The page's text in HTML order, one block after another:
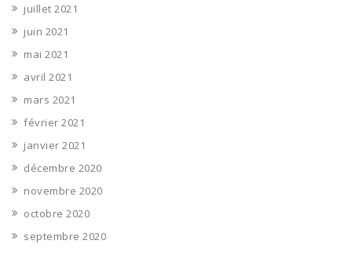
juillet 2021
juin 2021
mai 2021
avril 2021
mars 2021
février 2021
janvier 2021
décembre 2020
novembre 2020
octobre 2020
septembre 2020